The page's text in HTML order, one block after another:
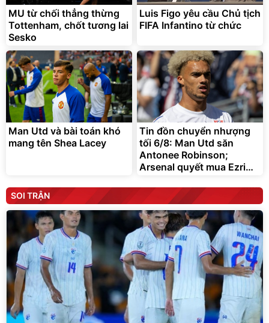
MU từ chối thẳng thừng
Tottenham, chốt tương lai
Sesko
Luis Figo yêu cầu Chủ tịch
FIFA Infantino từ chức
Man Utd và bài toán khó
mang tên Shea Lacey
Tin đồn chuyển nhượng
tối 6/8: Man Utd săn
Antonee Robinson;
Arsenal quyết mua Ezri
SOI TRẬN